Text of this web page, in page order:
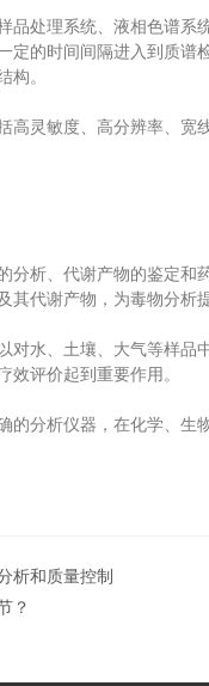
处理系统、液相色谱系
定的时间间隔进入到质
构。
高灵敏度、高分辨率、宽
析、代谢产物的鉴定和
代谢产物，为毒物分析
、土壤、大气等样品
效评价起到重要作用。
析仪器，在化学、生
析和质量控制
？